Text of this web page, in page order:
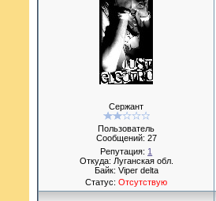
Сержант
Пользователь
Сообщений: 27
Репутация: 1
Откуда: Луганская обл.
Байк: Viper delta
Статус:Отсутствую